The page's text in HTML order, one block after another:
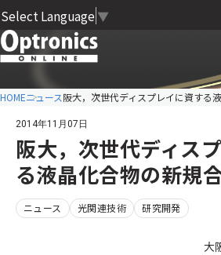
Select Language ▼
HOMEニュース阪大，次世代ディスプレイに資する
2014年11月07日
阪大，次世代ディス
る液晶化合物の新規
ニュース 光関連技術 研究開発
大